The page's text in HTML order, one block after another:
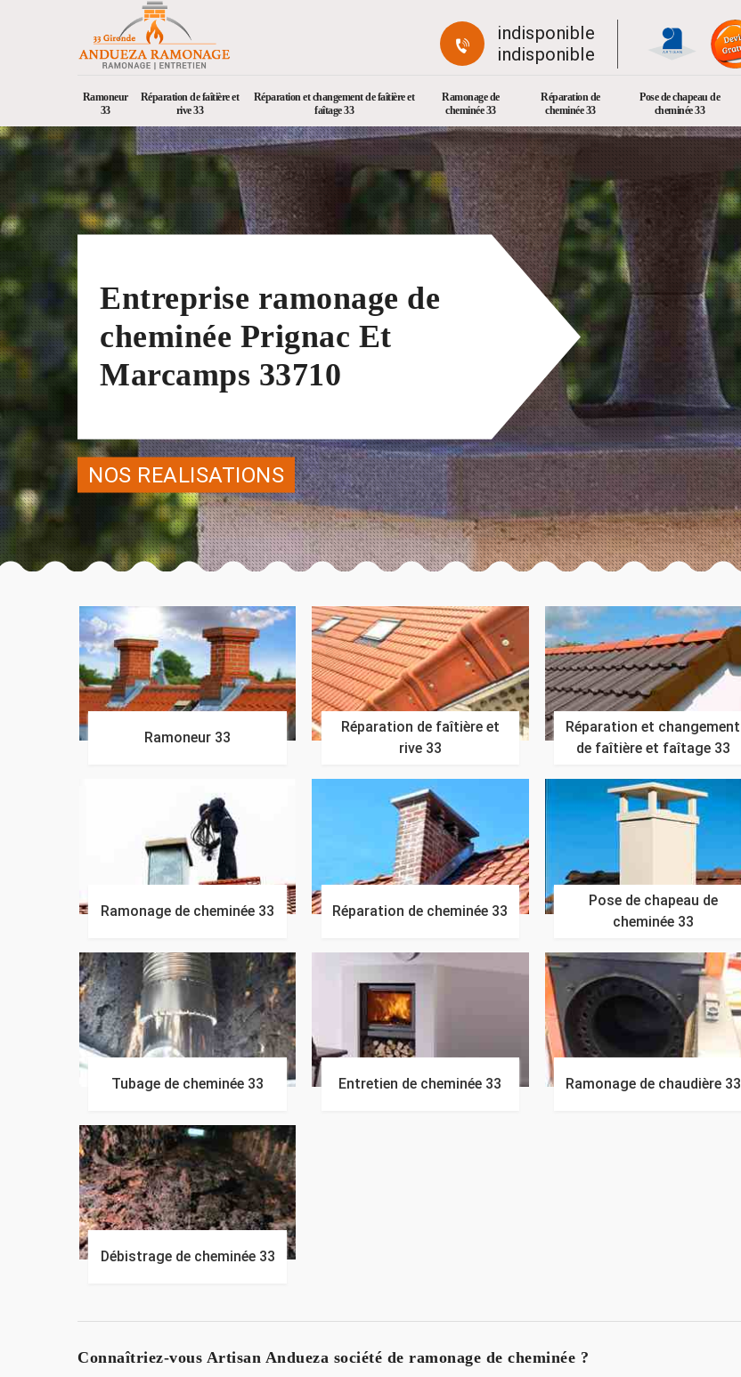
indisponible
indisponible
Ramoneur
33
Réparation de faîtière et
rive 33
Réparation et changement de faîtière et
faîtage 33
Ramonage de
cheminée 33
Réparation de
cheminée 33
Pose de chapeau de
cheminée 33
Entreprise ramonage de
cheminée Prignac Et
Marcamps 33710
NOS REALISATIONS
Ramoneur 33
Réparation de faîtière et
rive 33
Réparation et changement
de faîtière et faîtage 33
Ramonage de cheminée 33 Réparation de cheminée 33
Pose de chapeau de
cheminée 33
Tubage de cheminée 33 Entretien de cheminée 33 Ramonage de chaudière 33
Débistrage de cheminée 33
Connaîtriez-vous Artisan Andueza société de ramonage de cheminée ?